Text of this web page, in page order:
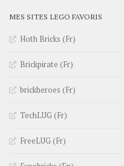
MES SITES LEGO FAVORIS
Hoth Bricks (Fr)
Brickpirate (Fr)
brickheroes (Fr)
TechLUG (Fr)
FreeLUG (Fr)